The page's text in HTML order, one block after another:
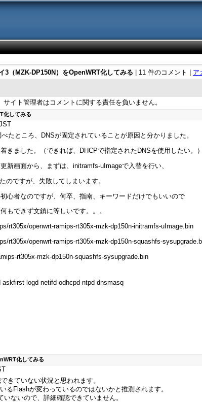
3（MZK-DP150N）をOpenWRT化してみる | 11 件のコメント | ア
サイト管理者はコメントに関する責任を負いません。
化してみる
たところ、DNSが固定されていることが原因と分かりました。
きました。（できれば、DHCPで指定されたDNSを使用したい。
新画面から、まずは、initramfs-uImageで入替を行い、
のですが、失敗してしまいます。
心者なのですが、何卒、指南、キーワードだけでもいいので
もできず文鎮に等しいです。。。
rt305x/openwrt-ramips-rt305x-mzk-dp150n-initramfs-uImage.bin
rt305x/openwrt-ramips-rt305x-mzk-dp150n-squashfs-
rt305x-mzk-dp150n-squashfs-sysupgrade.bin
logd netifd odhcpd ntpd dnsmasq
化してみる
きていない状況と思われます。
るFlashが変わっているのではないかと推測されます。
ないので、詳細確認できていません。